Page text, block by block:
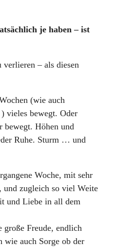
je haben – ist
– als diesen
(wie auch
vieles bewegt. Oder
bewegt. Höhen und
Ruhe. Sturm … und
Woche, mit sehr
zugleich so viel Weite
und Liebe in all dem
große Freude, endlich
wie auch Sorge ob der